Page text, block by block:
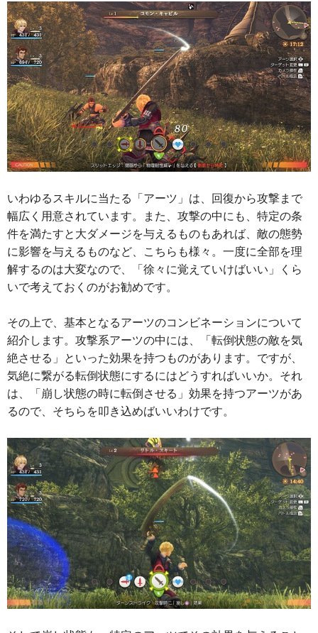
いわゆるスキルに当たる「アーツ」は、回復から攻撃まで
幅広く用意されています。また、攻撃の中にも、特定の条
件を満たすと大ダメージを与えるものもあれば、敵の態勢
に影響を与えるものなど、こちらも様々。一度に全部を理
解するのは大変なので、「徐々に覚えていけばいい」くら
いで考えておくのがお勧めです。
その上で、基本となるアーツのコンビネーションについて
紹介します。攻撃系アーツの中には、「転倒状態の敵を気
絶させる」といった効果を持つものがあります。ですが、
気絶に繋がる転倒状態にするにはどうすればいいか。それ
は、「崩し状態の時に転倒させる」効果を持つアーツがあ
るので、そちらを叩き込めばいいわけです。